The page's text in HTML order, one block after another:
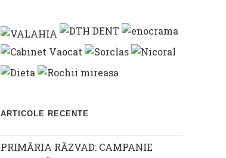
ARTICOLE RECENTE
PRIMĂRIA RĂZVAD: CAMPANIE